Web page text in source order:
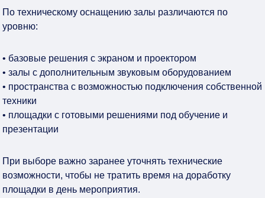
По техническому оснащению залы различаются по
уровню:
• базовые решения с экраном и проектором
• залы с дополнительным звуковым оборудованием
• пространства с возможностью подключения собственной
техники
• площадки с готовыми решениями под обучение и
презентации
При выборе важно заранее уточнять технические
возможности, чтобы не тратить время на доработку
площадки в день мероприятия.